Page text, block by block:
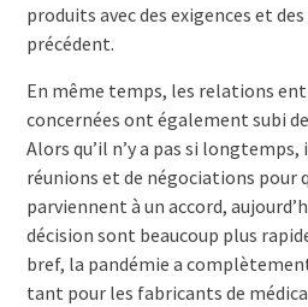
produits avec des exigences et
précédent.
En même temps, les relations
concernées ont également subi
Alors qu’il n’y a pas si
réunions et de négociations pour
parviennent à un accord,
décision sont beaucoup plus
bref, la pandémie a
tant pour les fabricants de